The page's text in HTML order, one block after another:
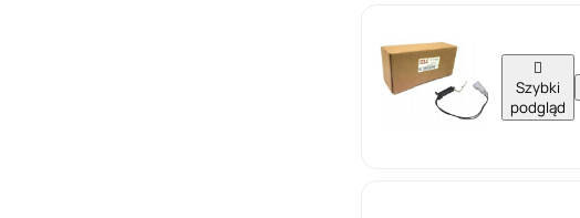

Szybki
podgląd